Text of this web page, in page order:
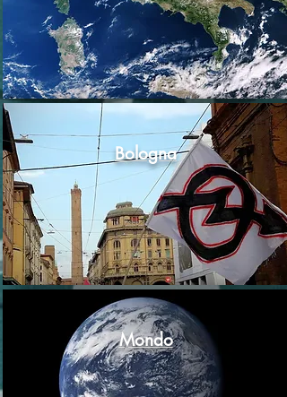
Bologna
Mondo